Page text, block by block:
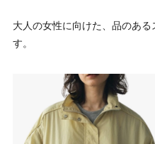
大人の女性に向けた、品のあ
す。